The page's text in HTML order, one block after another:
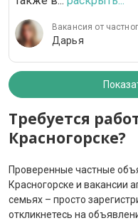
Вакансия от
Дарья
Требуется
Красногорске?
Проверенные частные
Красногорске и вакансии
семьях – просто
откликнетесь на